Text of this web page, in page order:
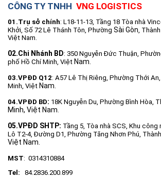
CÔNG TY TNHH VNG LOGISTICS
01.Trụ sở chính: L18-11-13, Tầng 18 Tòa nhà
Khởi, Số 72 Lê Thánh Tôn, Phường Sài Gòn ,
Việt Nam.
02.Chi Nhánh BD: 350 Nguyễn Đức Thuận,
phố Hồ Chí Minh, Việt Nam.
03.VPĐD Q12: A57 Lê Thị Riêng, Phường Thới
Minh, Việt Nam.
04.VPĐD BD: 18K Nguyễn Du, Phường Bình Hòa,
Minh, Việt Nam
05.VPĐD SHTP: Tầng 5, Tòa nhà SCS, Khu công
Lô T2-4, Đường D1, Phường Tăng Nhơn Phú,
Việt Nam.
MST: 0314310884
Tel: 84.2836.200.899